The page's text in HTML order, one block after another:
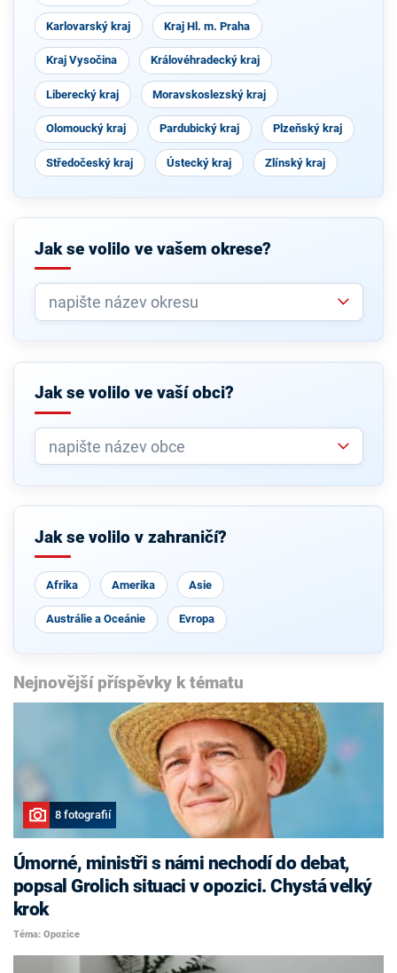
Karlovarský kraj Kraj Hl. m. Praha
Kraj Vysočina Královéhradecký kraj
Liberecký kraj Moravskoslezský kraj
Olomoucký kraj Pardubický kraj Plzeňský kraj
Středočeský kraj Ústecký kraj Zlínský kraj
Jak se volilo ve vašem okrese?
Jak se volilo ve vaší obci?
Jak se volilo v zahraničí?
Afrika Amerika Asie
Austrálie a Oceánie Evropa
Nejnovější příspěvky k tématu
8 fotografií
Úmorné, ministři s námi nechodí do debat,
popsal Grolich situaci v opozici. Chystá velký
krok
Téma: Opozice